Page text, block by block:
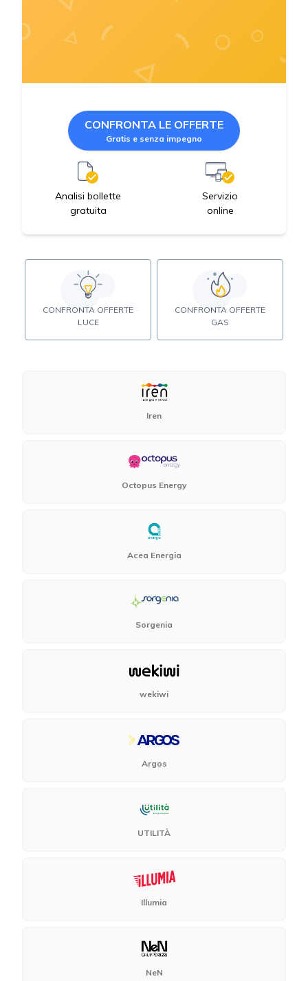
CONFRONTA LE OFFERTE
Gratis e senza impegno
Analisi bollette
gratuita
Servizio
online
CONFRONTA OFFERTE
LUCE
CONFRONTA OFFERTE
GAS
Iren
Octopus Energy
Acea Energia
Sorgenia
wekiwi
Argos
UTILITÀ
Illumia
NeN